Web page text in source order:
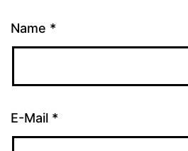
Name *
E-Mail *